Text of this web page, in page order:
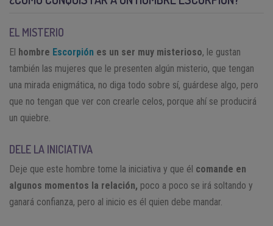
EL MISTERIO
El hombre Escorpión es un ser muy misterioso, le gustan
también las mujeres que le presenten algún misterio, que tengan
una mirada enigmática, no diga todo sobre sí, guárdese algo, pero
que no tengan que ver con crearle celos, porque ahí se producirá
un quiebre.
DELE LA INICIATIVA
Deje que este hombre tome la iniciativa y que él comande en
algunos momentos la relación, poco a poco se irá soltando y
ganará confianza, pero al inicio es él quien debe mandar.